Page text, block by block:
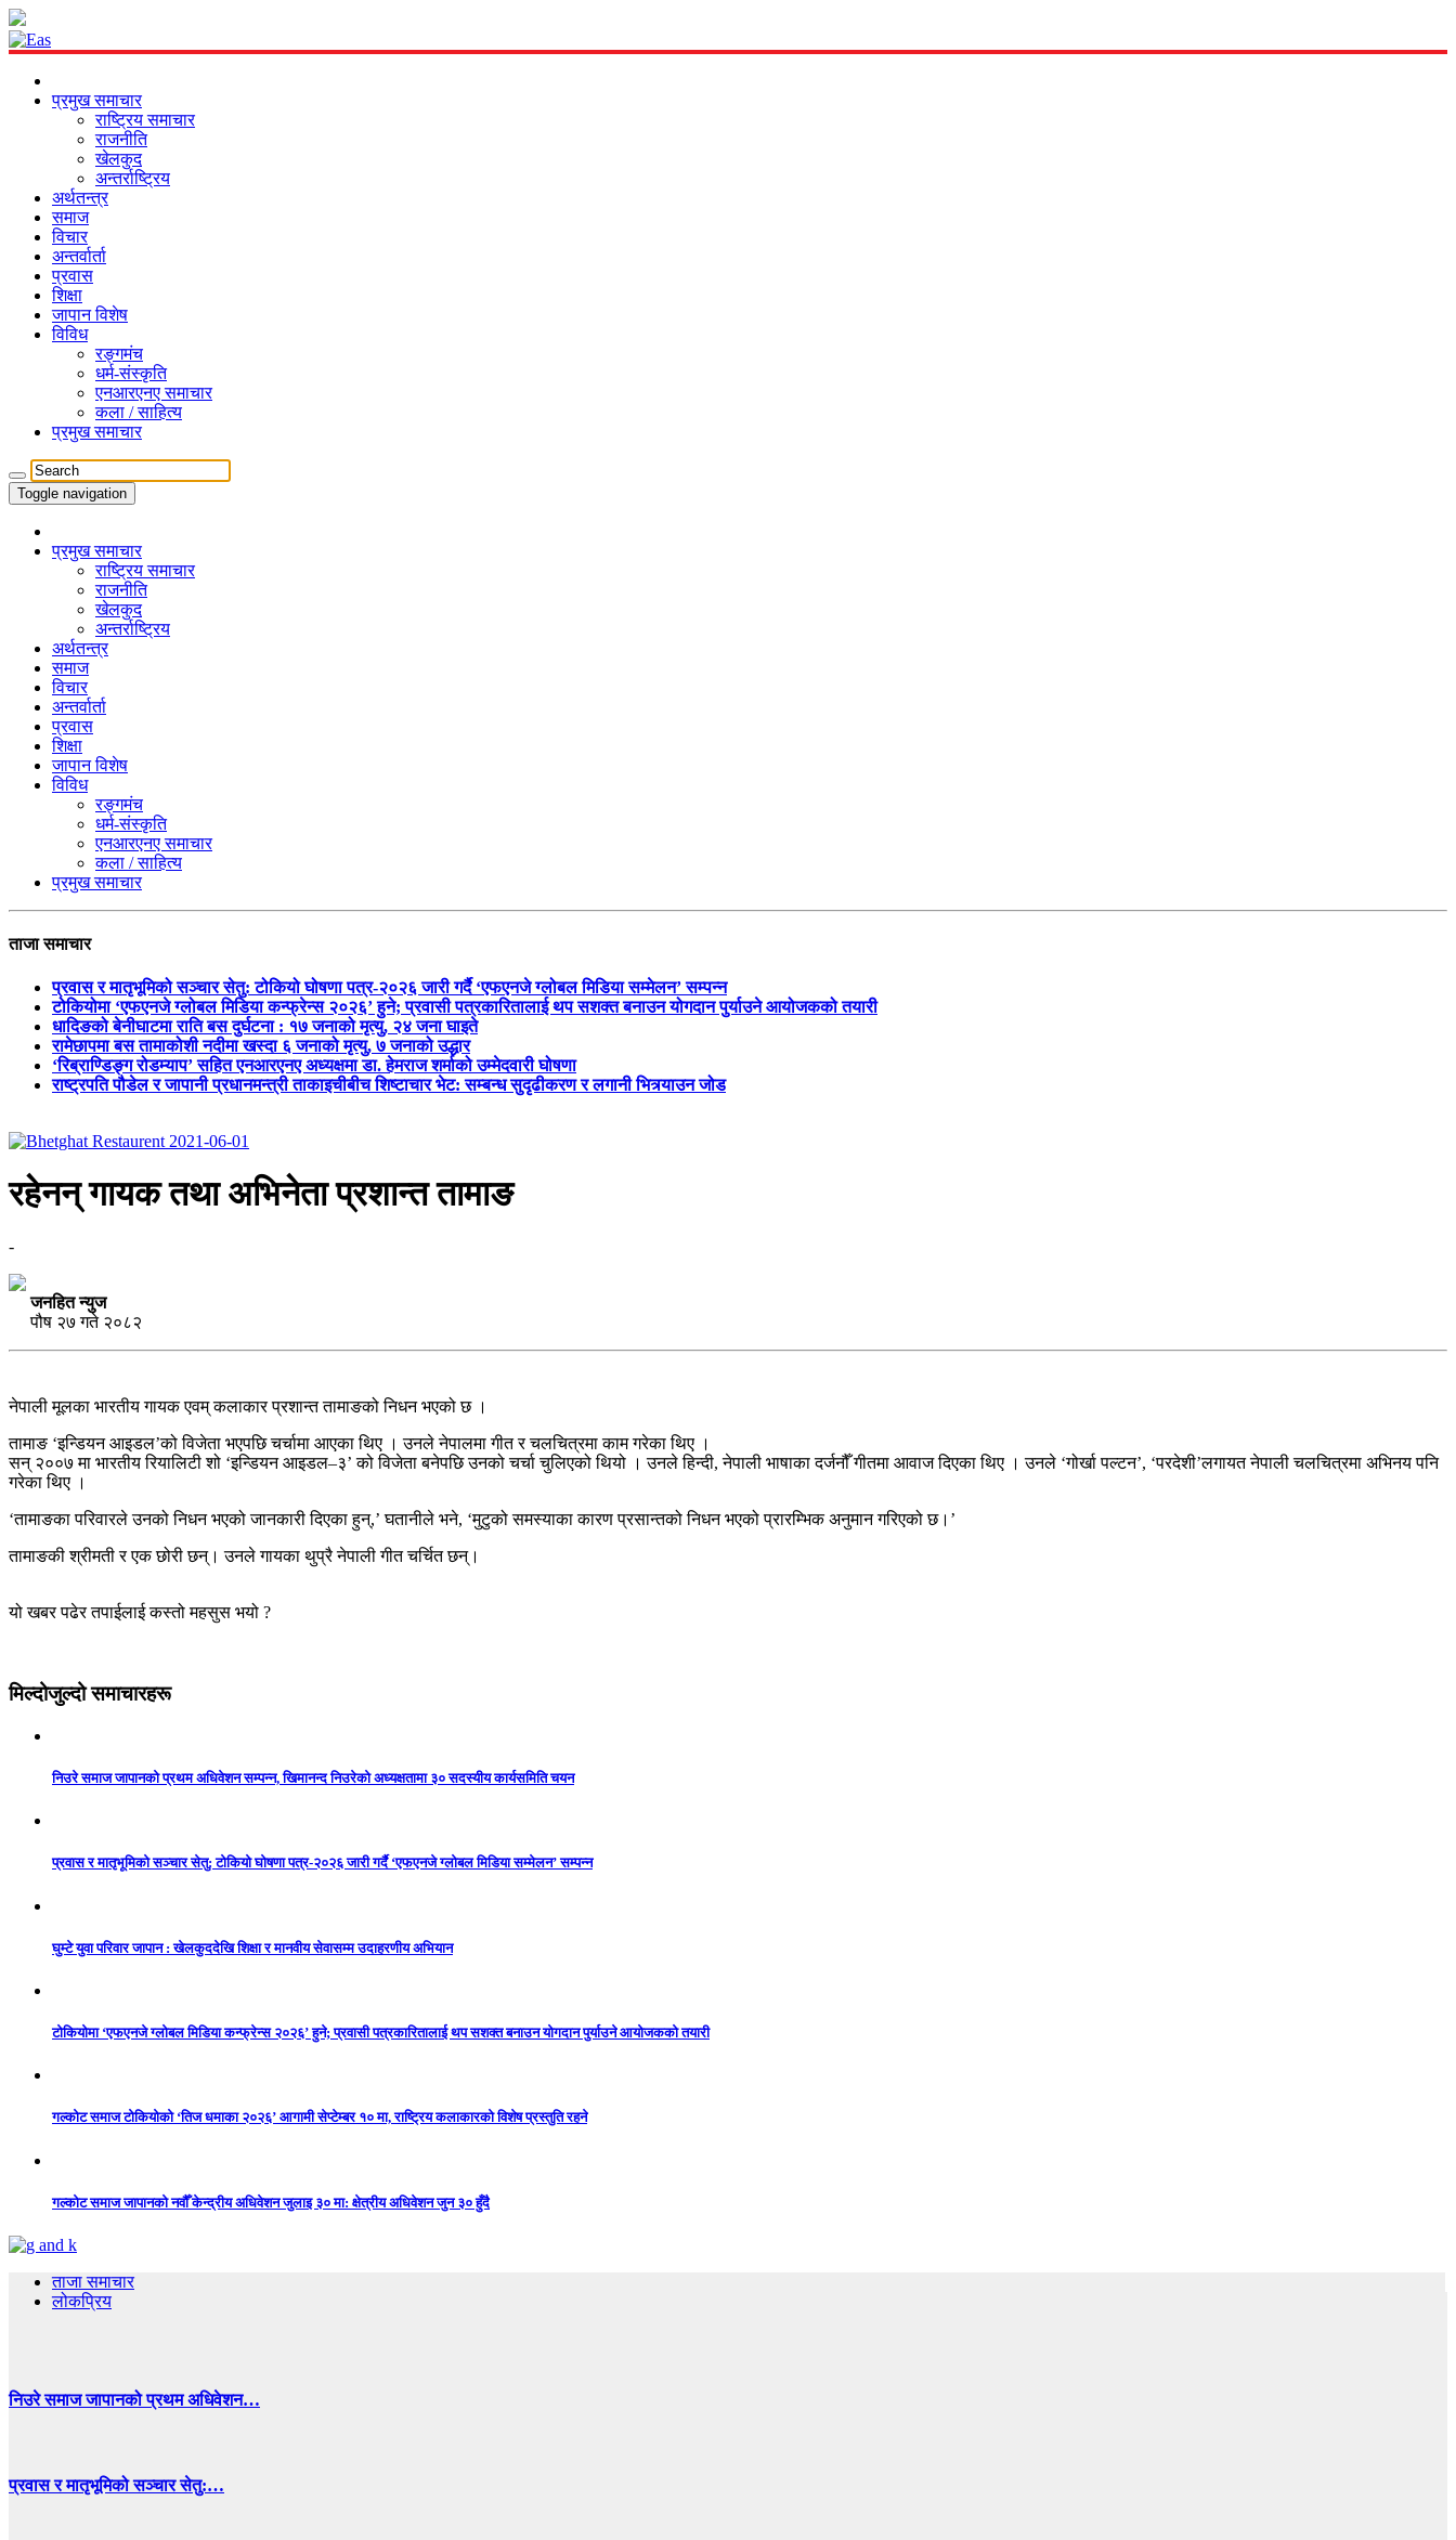
प्रमुख समाचार
राष्ट्रिय समाचार
राजनीति
खेलकुद
अन्तर्राष्ट्रिय
अर्थतन्त्र
समाज
विचार
अन्तर्वार्ता
प्रवास
शिक्षा
जापान विशेष
विविध
रङ्गमंच
धर्म-संस्कृति
एनआरएनए समाचार
कला / साहित्य
प्रमुख समाचार
Toggle navigation
प्रमुख समाचार
राष्ट्रिय समाचार
राजनीति
खेलकुद
अन्तर्राष्ट्रिय
अर्थतन्त्र
समाज
विचार
अन्तर्वार्ता
प्रवास
शिक्षा
जापान विशेष
विविध
रङ्गमंच
धर्म-संस्कृति
एनआरएनए समाचार
कला / साहित्य
प्रमुख समाचार
ताजा समाचार
प्रवास र मातृभूमिको सञ्चार सेतु: टोकियो घोषणा पत्र-२०२६ जारी गर्दै ‘एफएनजे ग्लोबल मिडिया सम्मेलन’ सम्पन्न
टोकियोमा ‘एफएनजे ग्लोबल मिडिया कन्फ्रेन्स २०२६’ हुने; प्रवासी पत्रकारितालाई थप सशक्त बनाउन योगदान पुर्याउने आयोजकको तयारी
धादिङको बेनीघाटमा राति बस दुर्घटना : १७ जनाको मृत्यु, २४ जना घाइते
रामेछापमा बस तामाकोशी नदीमा खस्दा ६ जनाको मृत्यु, ७ जनाको उद्धार
‘रिब्राण्डिङ्ग रोडम्याप’ सहित एनआरएनए अध्यक्षमा डा. हेमराज शर्माको उम्मेदवारी घोषणा
राष्ट्रपति पौडेल र जापानी प्रधानमन्त्री ताकाइचीबीच शिष्टाचार भेट: सम्बन्ध सुदृढीकरण र लगानी भित्र्याउन जोड
रहेनन् गायक तथा अभिनेता प्रशान्त तामाङ
-
जनहित न्युज
पौष २७ गते २०८२
नेपाली मूलका भारतीय गायक एवम् कलाकार प्रशान्त तामाङको निधन भएको छ ।
तामाङ ‘इन्डियन आइडल’को विजेता भएपछि चर्चामा आएका थिए । उनले नेपालमा गीत र चलचित्रमा काम गरेका थिए ।
सन् २००७ मा भारतीय रियालिटी शो ‘इन्डियन आइडल–३’ को विजेता बनेपछि उनको चर्चा चुलिएको थियो । उनले हिन्दी, नेपाली भाषाका दर्जनौँ गीतमा आवाज दिएका थिए । उनले ‘गोर्खा पल्टन’, ‘परदेशी’लगायत नेपाली चलचित्रमा अभिनय पनि
गरेका थिए ।
‘तामाङका परिवारले उनको निधन भएको जानकारी दिएका हुन्,’ घतानीले भने, ‘मुटुको समस्याका कारण प्रसान्तको निधन भएको प्रारम्भिक अनुमान गरिएको छ।’
तामाङकी श्रीमती र एक छोरी छन्। उनले गायका थुप्रै नेपाली गीत चर्चित छन्।
यो खबर पढेर तपाईलाई कस्तो महसुस भयो ?
मिल्दोजुल्दो समाचारहरू
निउरे समाज जापानको प्रथम अधिवेशन सम्पन्न, खिमानन्द निउरेको अध्यक्षतामा ३० सदस्यीय कार्यसमिति चयन
प्रवास र मातृभूमिको सञ्चार सेतु: टोकियो घोषणा पत्र-२०२६ जारी गर्दै ‘एफएनजे ग्लोबल मिडिया सम्मेलन’ सम्पन्न
घुम्टे युवा परिवार जापान : खेलकुददेखि शिक्षा र मानवीय सेवासम्म उदाहरणीय अभियान
टोकियोमा ‘एफएनजे ग्लोबल मिडिया कन्फ्रेन्स २०२६’ हुने; प्रवासी पत्रकारितालाई थप सशक्त बनाउन योगदान पुर्याउने आयोजकको तयारी
गल्कोट समाज टोकियोको ‘तिज धमाका २०२६’ आगामी सेप्टेम्बर १० मा, राष्ट्रिय कलाकारको विशेष प्रस्तुति रहने
गल्कोट समाज जापानको नवौँ केन्द्रीय अधिवेशन जुलाइ ३० मा: क्षेत्रीय अधिवेशन जुन ३० हुँदै
ताजा समाचार
लोकप्रिय
निउरे समाज जापानको प्रथम अधिवेशन…
प्रवास र मातृभूमिको सञ्चार सेतु:…